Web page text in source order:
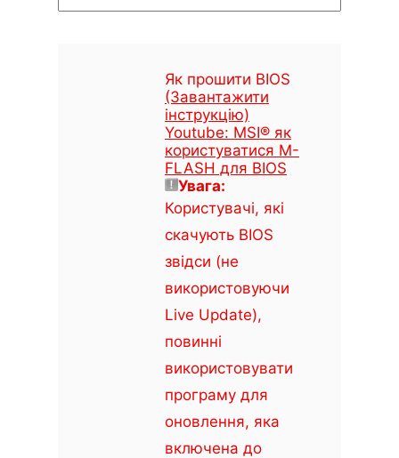
Як прошити BIOS
(Завантажити
інструкцію)
Youtube: MSI® як
користуватися M-
FLASH для BIOS
Увага:
Користувачі, які
скачують BIOS
звідси (не
використовуючи
Live Update),
повинні
використовувати
програму для
оновлення, яка
включена до